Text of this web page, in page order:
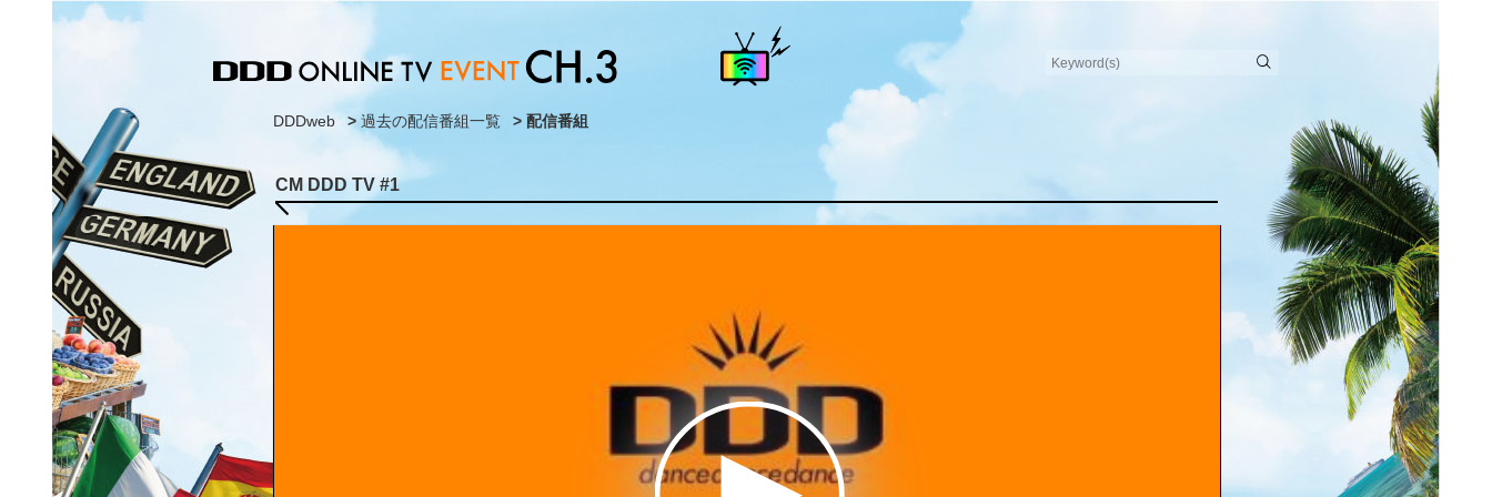
DDDweb > 過去の配信番組一覧 > 配信番組
CM DDD TV #1